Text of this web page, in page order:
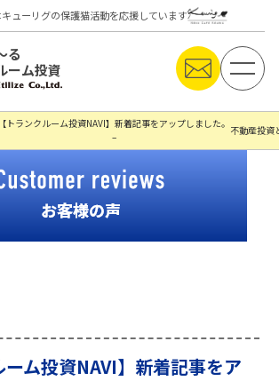
ューリグの保護猫活動を応援しています
る
ーム投資
資で資金運用をご検討中の方
営で土地活用をご検討中の方
ンクルーム投資が選ばれる理由
【トランクルーム投資NAVI】新着記事をアップしました。
–
不動産投資
ーム投資NAVI】新着記事をア